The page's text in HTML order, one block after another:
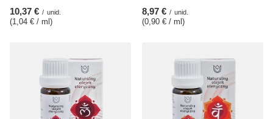
10,37 € / unid.
(1,04 € / ml )
8,97 € / unid.
(0,90 € / ml )